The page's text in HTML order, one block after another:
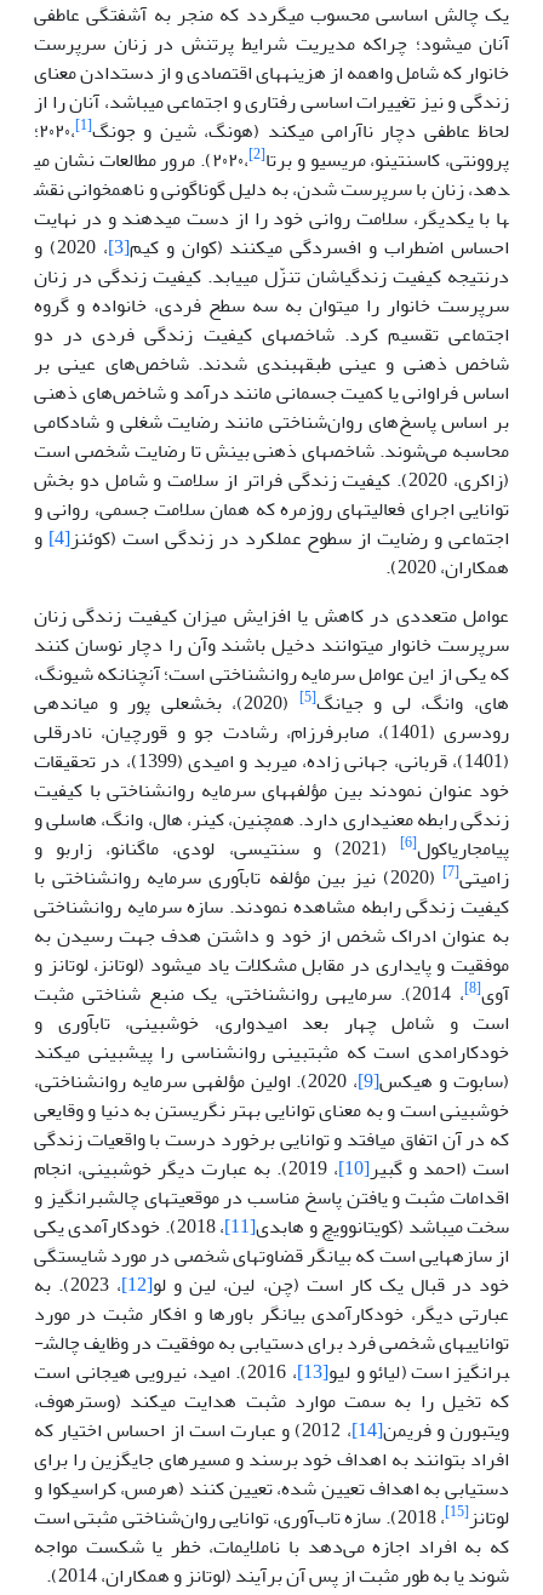
یک چالش اساسی محسوب میگردد که منجر به آشفتگی عاطفی
آنان میشود؛ چراکه مدیریت شرایط پرتنش در زنان سرپرست
خانوار که شامل واهمه از هزینههای اقتصادی و از دستدادن معنای
زندگی و نیز تغییرات اساسی رفتاری و اجتماعی میباشد، آنان را از
لحاظ عاطفی دچار ناآرامی میکند (هونگ، شین و جونگ[1]
،٢٠٢٠؛
پروونتی، کاسنتینو، مریسیو و برتا[2] ،٢٠٢٠). مرور مطالعات نشان می
دهد، زنان با سرپرست شدن، به دلیل گوناگونی و ناهمخوانی نقش
ها با یکدیگر، سلامت روانی خود را از دست میدهند و در نهایت
احساس اضطراب و افسردگی میکنند (کوان و کیم[3]
، 2020) و
درنتیجه کیفیت زندگیاشان تنزّل مییابد. کیفیت زندگی در زنان
سرپرست خانوار را میتوان به سه سطح فردی، خانواده و گروه
اجتماعی تقسیم کرد. شاخصهای کیفیت زندگی فردی در دو
شاخص ذهنی و عینی طبقهبندی شدند. شاخص‌های عینی بر
اساس فراوانی یا کمیت جسمانی مانند درآمد و شاخص‌های ذهنی
بر اساس پاسخ‌های روان‌شناختی مانند رضایت شغلی و شادکامی
محاسبه می‌شوند. شاخصهای ذهنی بینش تا رضایت شخصی است
(زاکری، 2020). کیفیت زندگی فراتر از سلامت و شامل دو بخش
توانایی اجرای فعالیتهای روزمره که همان سلامت جسمی، روانی و
اجتماعی و رضایت از سطوح عملکرد در زندگی است (کوئنز[4] و
همکاران، 2020).
عوامل متعددی در کاهش یا افزایش میزان کیفیت زندگی زنان
سرپرست خانوار میتوانند دخیل باشند وآن را دچار نوسان کنند
که یکی از این عوامل سرمایه روانشناختی است؛ آنچنانکه شیونگ،
های، وانگ، لی و جیانگ[5]
(2020)، بخشعلی پور و میاندهی
رودسری (1401)، صابرفرزام، رشادت جو و قورچیان، نادرقلی
(1401)، قربانی، جهانی زاده، میربد و امیدی (1399)، در تحقیقات
خود عنوان نمودند بین مؤلفه­های سرمایه روانشناختی با کیفیت
زندگی رابطه معنی­داری دارد. همچنین، کینر، هال، وانگ، هاسلی و
پیامجاریاکول[6]
(2021) و سنتیسی، لودی، ماگنانو، زاربو و
زامیتی[7]
(2020) نیز بین مؤلفه تاب­آوری سرمایه روانشناختی با
کیفیت زندگی رابطه مشاهده نمودند. سازه سرمایه روانشناختی
به عنوان ادراک شخص از خود و داشتن هدف جهت رسیدن به
موفقیت و پایداری در مقابل مشکلات یاد میشود (لوتانز، لوتانز و
آوی[8] ، 2014). سرمایه
ی روانشناختی، یک منبع شناختی مثبت
است و شامل چهار بعد امیدواری، خوشبینی، تاب­آوری و
خودکارامدی است که مثبت­بینی روانشناسی را پیش­بینی می­کند
(سابوت و هیکس[9] ، 2020). اولین مؤلفه
ی سرمایه روانشناختی،
خوشبینی است و به معنای توانایی بهتر نگریستن به دنیا و وقایعی
که در آن اتفاق میافتد و توانایی برخورد درست با واقعیات زندگی
است (احمد و گبیر[10]
، 2019). به عبارت دیگر خوش­بینی، انجام
اقدامات مثبت و یافتن پاسخ مناسب در موقعیتهای چالش­برانگیز و
سخت می­باشد (کویتانوویچ و هابدی[11]
، 2018). خودکارآمدی یکی
از سازههایی است که بیانگر قضاوتهای شخصی در مورد شایستگی
خود در قبال یک کار است (چن، لین، لین و لو[12]
، 2023). به
عبارتی دیگر، خودکارآمدی بیانگر باورها و افکار مثبت در مورد
توانایی­های شخصی فرد برای دست­یابی به موفقیت در وظایف چالش­
برانگیز است (لیائو و لیو[13]
، 2016). امید، نیرویی هیجانی است
که تخیل را به سمت موارد مثبت هدایت میکند (وسترهوف،
ویتبورن و فریمن[14]
، 2012) و عبارت است از احساس اختیار که
افراد بتوانند به اهداف خود برسند و مسیرهای جایگزین را برای
دستیابی به اهداف تعیین شده، تعیین کنند (هرمس، کراسیکوا و
لوتانز[15]
، 2018). سازه تاب‌آوری، توانایی روان‌شناختی مثبتی است
که به افراد اجازه می‌دهد با ناملایمات، خطر یا شکست مواجه
شوند یا به طور مثبت از پس آن برآیند (لوتانز و همکاران، 2014).